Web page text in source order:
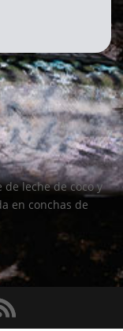
de leche de coco y
en conchas de